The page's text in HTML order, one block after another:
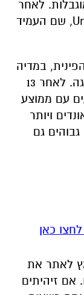
לאחר
, שם העמיד
במדיה
הפך לאחד הכוכבים הגדולים של הליגה. לאחר 13
עם ממוצע
למשחק, לצד 6 ריבאונדים ויותר
גבוהים גם
כאן
לאתר את
אם זיהיתים